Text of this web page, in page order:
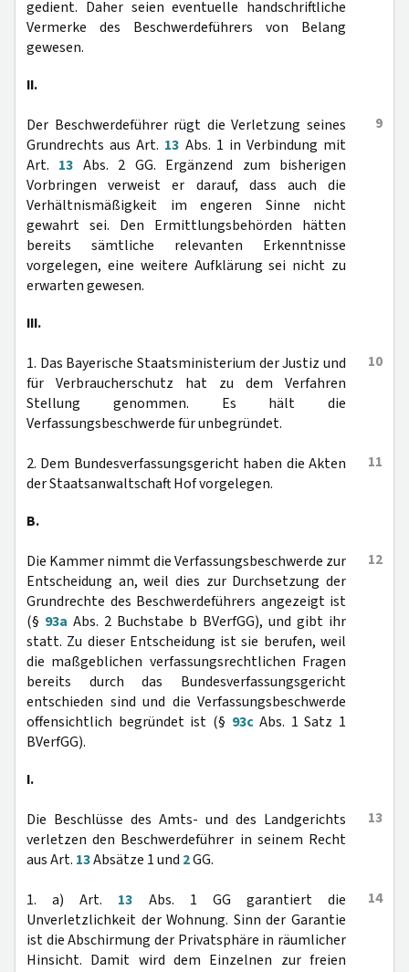
gedient. Daher seien eventuelle handschriftliche
Vermerke des Beschwerdeführers von Belang
gewesen.
II.
9
Der Beschwerdeführer rügt die Verletzung seines
Grundrechts aus Art. 13 Abs. 1 in Verbindung mit
Art. 13 Abs. 2 GG. Ergänzend zum bisherigen
Vorbringen verweist er darauf, dass auch die
Verhältnismäßigkeit im engeren Sinne nicht
gewahrt sei. Den Ermittlungsbehörden hätten
bereits sämtliche relevanten Erkenntnisse
vorgelegen, eine weitere Aufklärung sei nicht zu
erwarten gewesen.
III.
10
1. Das Bayerische Staatsministerium der Justiz und
für Verbraucherschutz hat zu dem Verfahren
Stellung genommen. Es hält die
Verfassungsbeschwerde für unbegründet.
11
2. Dem Bundesverfassungsgericht haben die Akten
der Staatsanwaltschaft Hof vorgelegen.
B.
12
Die Kammer nimmt die Verfassungsbeschwerde zur
Entscheidung an, weil dies zur Durchsetzung der
Grundrechte des Beschwerdeführers angezeigt ist
(§ 93a Abs. 2 Buchstabe b BVerfGG), und gibt ihr
statt. Zu dieser Entscheidung ist sie berufen, weil
die maßgeblichen verfassungsrechtlichen Fragen
bereits durch das Bundesverfassungsgericht
entschieden sind und die Verfassungsbeschwerde
offensichtlich begründet ist (§ 93cAbs. 1 Satz 1
BVerfGG).
I.
13
Die Beschlüsse des Amts- und des Landgerichts
verletzen den Beschwerdeführer in seinem Recht
aus Art. 13Absätze 1 und 2GG.
14
1. a) Art. 13 Abs. 1 GG garantiert die
Unverletzlichkeit der Wohnung. Sinn der Garantie
ist die Abschirmung der Privatsphäre in räumlicher
Hinsicht. Damit wird dem Einzelnen zur freien